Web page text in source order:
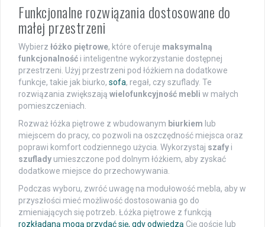
Funkcjonalne rozwiązania dostosowane do
małej przestrzeni
Wybierz łóżko piętrowe, które oferuje maksymalną
funkcjonalność i inteligentne wykorzystanie dostępnej
przestrzeni. Użyj przestrzeni pod łóżkiem na dodatkowe
funkcje, takie jak biurko, sofa, regał, czy szuflady. Te
rozwiązania zwiększają wielofunkcyjność mebli w małych
pomieszczeniach.
Rozważ łóżka piętrowe z wbudowanym biurkiem lub
miejscem do pracy, co pozwoli na oszczędność miejsca oraz
poprawi komfort codziennego użycia. Wykorzystaj szafy i
szuflady umieszczone pod dolnym łóżkiem, aby zyskać
dodatkowe miejsce do przechowywania.
Podczas wyboru, zwróć uwagę na modułowość mebla, aby w
przyszłości mieć możliwość dostosowania go do
zmieniających się potrzeb. Łóżka piętrowe z funkcją
rozkładaną mogą przydać się, gdy odwiedzą Cię goście lub